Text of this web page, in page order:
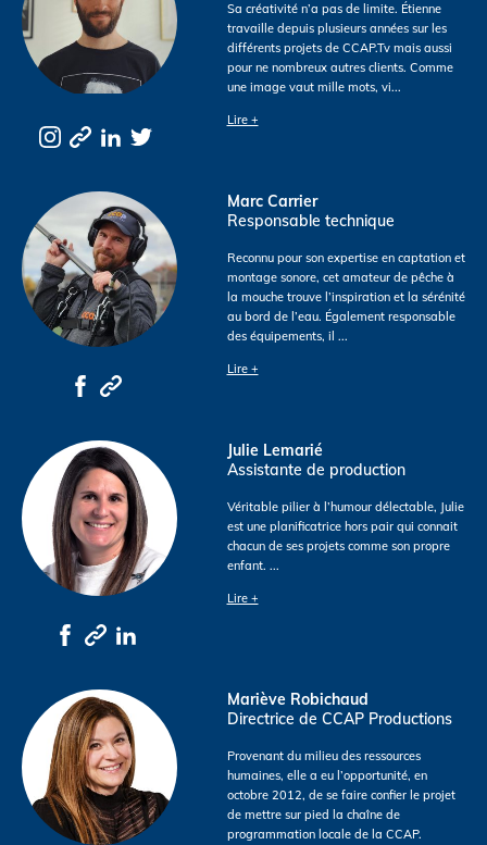
Sa créativité n’a pas de limite. Étienne
travaille depuis plusieurs années sur les
différents projets de CCAP.Tv mais aussi
pour ne nombreux autres clients. Comme
une image vaut mille mots, vi...
Lire +
Marc Carrier
Responsable technique
Reconnu pour son expertise en captation et
montage sonore, cet amateur de pêche à
la mouche trouve l’inspiration et la sérénité
au bord de l’eau. Également responsable
des équipements, il ...
Lire +
Julie Lemarié
Assistante de production
Véritable pilier à l’humour délectable, Julie
est une planificatrice hors pair qui connait
chacun de ses projets comme son propre
enfant. ...
Lire +
Mariève Robichaud
Directrice de CCAP Productions
Provenant du milieu des ressources
humaines, elle a eu l’opportunité, en
octobre 2012, de se faire confier le projet
de mettre sur pied la chaîne de
programmation locale de la CCAP.